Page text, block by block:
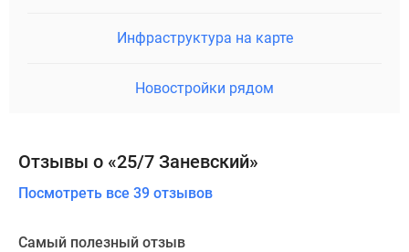
Инфраструктура на карте
Новостройки рядом
Отзывы о «25/7 Заневский»
Посмотреть все 39 отзывов
Самый полезный отзыв